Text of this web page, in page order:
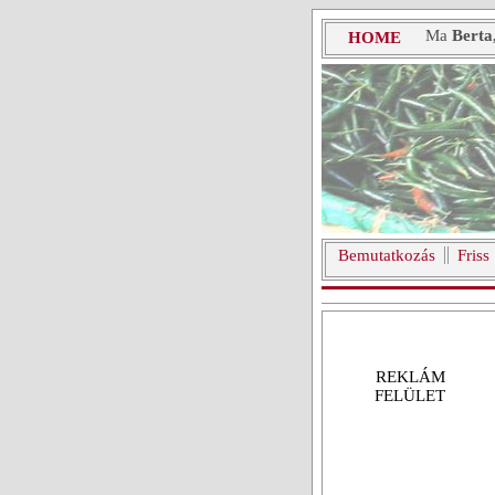
HOME Ma
Bemutatkozás Friss
REKLÁM
FELÜLET